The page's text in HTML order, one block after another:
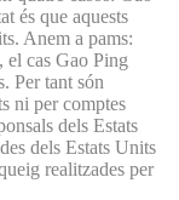
és que aquests
Anem a pams:
el cas Gao Ping
Per tant són
ni per comptes
dels Estats
dels Estats Units
realitzades per